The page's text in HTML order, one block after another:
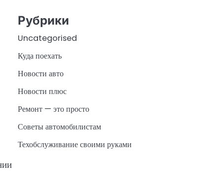
Рубрики
Uncategorised
Куда поехать
Новости авто
Новости плюс
Ремонт — это просто
Советы автомобилистам
Техобслуживание своими руками